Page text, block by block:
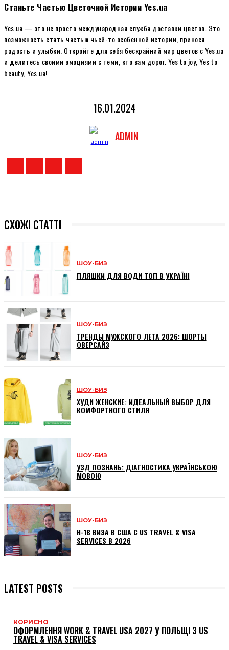
Станьте Частью Цветочной Истории Yes.ua
Yes.ua — это не просто международная служба доставки цветов. Это
возможность стать частью чьей-то особенной истории, принося
радость и улыбки. Откройте для себя бескрайний мир цветов с Yes.ua
и делитесь своими эмоциями с теми, кто вам дорог. Yes to joy, Yes to
beauty, Yes.ua!
16.01.2024
ADMIN
СХОЖІ СТАТТІ
ШОУ-БИЗ
ПЛЯШКИ ДЛЯ ВОДИ ТОП В УКРАЇНІ
ШОУ-БИЗ
ТРЕНДЫ МУЖСКОГО ЛЕТА 2026: ШОРТЫ
ОВЕРСАЙЗ
ШОУ-БИЗ
ХУДИ ЖЕНСКИЕ: ИДЕАЛЬНЫЙ ВЫБОР ДЛЯ
КОМФОРТНОГО СТИЛЯ
ШОУ-БИЗ
УЗД ПОЗНАНЬ: ДІАГНОСТИКА УКРАЇНСЬКОЮ
МОВОЮ
ШОУ-БИЗ
H-1B ВИЗА В США С US TRAVEL & VISA
SERVICES В 2026
LATEST POSTS
КОРИСНО
ОФОРМЛЕННЯ WORK & TRAVEL USA 2027 У ПОЛЬЩІ З US
TRAVEL & VISA SERVICES